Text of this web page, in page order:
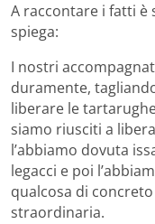
A raccontare i fatti è
spiega:
I nostri
duramente,
liberare le
siamo riusciti a
l’abbiamo dovuta
legacci e poi
qualcosa di concreto
straordinaria.